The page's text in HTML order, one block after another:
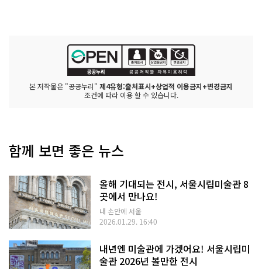
본 저작물은 "공공누리" 제4유형:출처표시+상업적 이용금지+변경금지
조건에 따라 이용 할 수 있습니다.
함께 보면 좋은 뉴스
올해 기대되는 전시, 서울시립미술관 8
곳에서 만나요!
내 손안에 서울
2026.01.29. 16:40
내년엔 미술관에 가겠어요! 서울시립미
술관 2026년 볼만한 전시